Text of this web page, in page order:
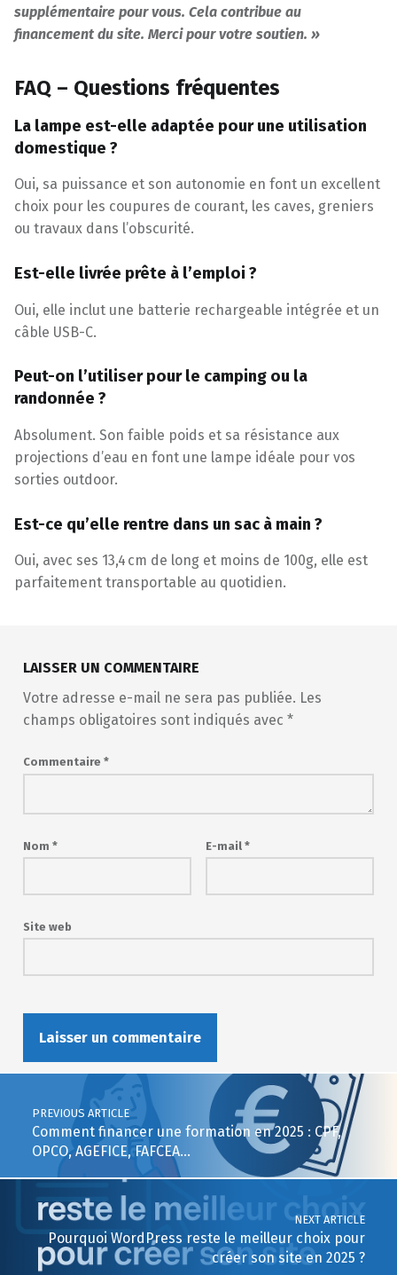
supplémentaire pour vous. Cela contribue au
financement du site. Merci pour votre soutien. »
FAQ – Questions fréquentes
La lampe est-elle adaptée pour une utilisation
domestique ?
Oui, sa puissance et son autonomie en font un excellent
choix pour les coupures de courant, les caves, greniers
ou travaux dans l’obscurité.
Est-elle livrée prête à l’emploi ?
Oui, elle inclut une batterie rechargeable intégrée et un
câble USB-C.
Peut-on l’utiliser pour le camping ou la
randonnée ?
Absolument. Son faible poids et sa résistance aux
projections d’eau en font une lampe idéale pour vos
sorties outdoor.
Est-ce qu’elle rentre dans un sac à main ?
Oui, avec ses 13,4 cm de long et moins de 100g, elle est
parfaitement transportable au quotidien.
Skip back to main navigation
LAISSER UN COMMENTAIRE
Votre adresse e-mail ne sera pas publiée. Les
champs obligatoires sont indiqués avec *
Commentaire *
Nom * E-mail *
Site web
Post navigation
PREVIOUS ARTICLE
Comment financer une formation en 2025 : CPF,
OPCO, AGEFICE, FAFCEA…
NEXT ARTICLE
Pourquoi WordPress reste le meilleur choix pour
créer son site en 2025 ?